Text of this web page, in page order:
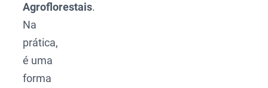
Agroflorestais.
Na
prática,
é uma
forma